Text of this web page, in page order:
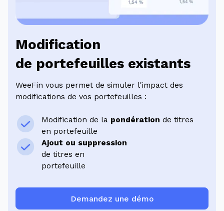
Modification
de portefeuilles existants
WeeFin vous permet de simuler l'impact des
modifications de vos portefeuilles :
Modification de la pondération de titres
en portefeuille
Ajout ou suppression
de titres en
portefeuille
Demandez une démo